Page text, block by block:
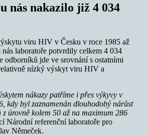
nás nakazilo již 4 034
viru HIV v Česku v roce 1985 až
laboratoře potvrdily celkem 4 034
odborníků jde ve srovnání s ostatními
nízký výskyt viru HIV a
nákazy patříme i přes výkyvy v
kdy byl zaznamenán dlouhodobý nárůst
úrovně kolem 50 až na maximum 286
Národní referenční laboratoře pro
Němeček.